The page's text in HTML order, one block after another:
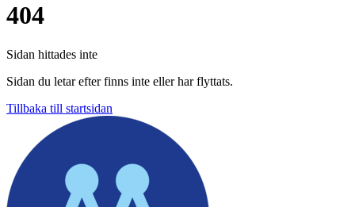
404
Sidan hittades inte
Sidan du letar efter finns inte eller har flyttats.
Tillbaka till startsidan